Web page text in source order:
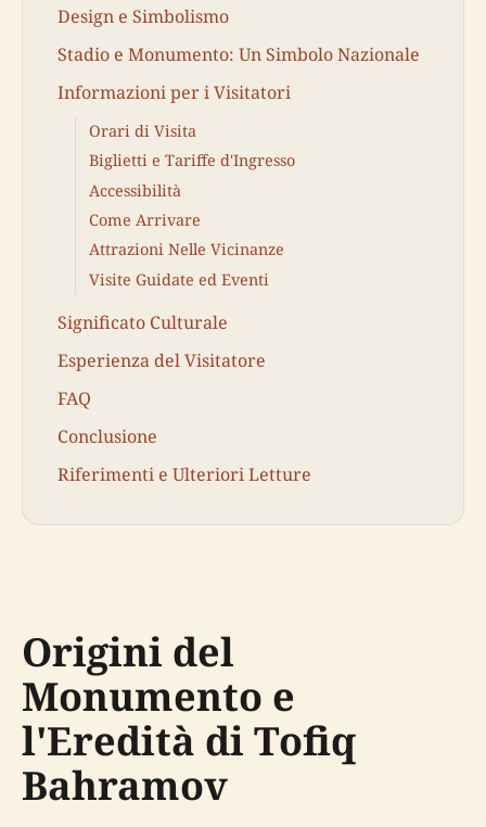
Design e Simbolismo
Stadio e Monumento: Un Simbolo Nazionale
Informazioni per i Visitatori
Orari di Visita
Biglietti e Tariffe d'Ingresso
Accessibilità
Come Arrivare
Attrazioni Nelle Vicinanze
Visite Guidate ed Eventi
Significato Culturale
Esperienza del Visitatore
FAQ
Conclusione
Riferimenti e Ulteriori Letture
Origini del
Monumento e
l'Eredità di Tofiq
Bahramov